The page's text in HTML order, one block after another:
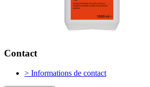
Contact
> Informations de contact